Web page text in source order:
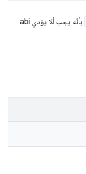
بأنّه يجب ألا يؤدي abi